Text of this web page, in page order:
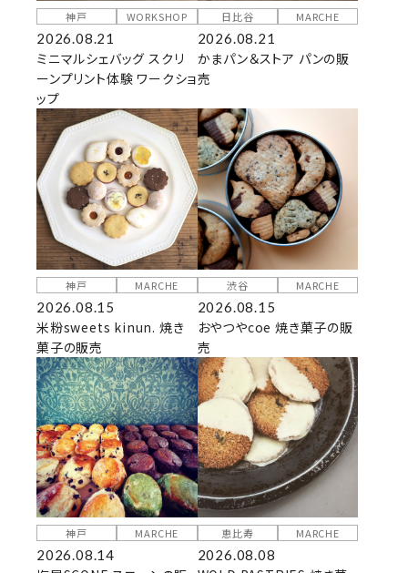
神戸 WORKSHOP
2026.08.21
ミニマルシェバッグ スクリ
ーンプリント体験 ワークショ
ップ
日比谷 MARCHE
2026.08.21
かまパン＆ストア パンの販
売
神戸 MARCHE
2026.08.15
米粉sweets kinun. 焼き
菓子の販売
渋谷 MARCHE
2026.08.15
おやつやcoe 焼き菓子の販
売
神戸 MARCHE
2026.08.14
恵比寿 MARCHE
2026.08.08